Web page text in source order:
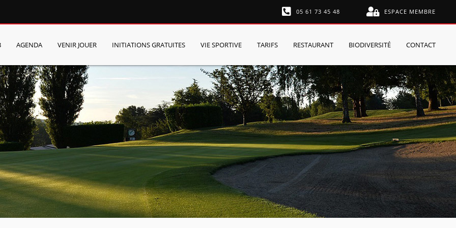
05 61 73 45 48 ESPACE MEMBRE
AGENDA VENIR JOUER INITIATIONS GRATUITES VIE SPORTIVE TARIFS RESTAURANT BIODIVERSITÉ CONTACT